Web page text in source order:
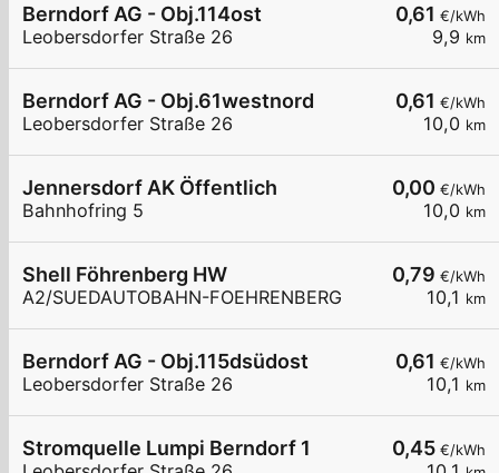
0,61 €/kWh
9,9 km
Berndorf AG - Obj.114ost
Leobersdorfer Straße 26
0,61 €/kWh
10,0 km
Berndorf AG - Obj.61westnord
Leobersdorfer Straße 26
0,00 €/kWh
10,0 km
Jennersdorf AK Öffentlich
Bahnhofring 5
0,79 €/kWh
10,1 km
Shell Föhrenberg HW
A2/SUEDAUTOBAHN-FOEHRENBERG
0,61 €/kWh
10,1 km
Berndorf AG - Obj.115dsüdost
Leobersdorfer Straße 26
0,45 €/kWh
Stromquelle Lumpi Berndorf 1